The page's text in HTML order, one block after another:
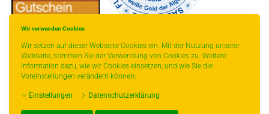
Wir verwenden Cookies
Wir setzen auf dieser Webseite Cookies ein. Mit der Nutzung unserer
Webseite, stimmen Sie der Verwendung von Cookies zu. Weitere
Information dazu, wie wir Cookies einsetzen, und wie Sie die
Voreinstellungen verändern können:
Einstellungen Datenschutzerklärung
* gilt für Lieferungen innerhalb Deutschlands, Lieferzeiten für andere Länder
entnehmen Sie bitte der Schaltfläche mit den Versandinformationen.